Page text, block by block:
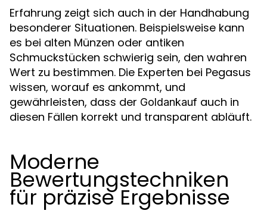
Erfahrung zeigt sich auch in der Handhabung
besonderer Situationen. Beispielsweise kann
es bei alten Münzen oder antiken
Schmuckstücken schwierig sein, den wahren
Wert zu bestimmen. Die Experten bei Pegasus
wissen, worauf es ankommt, und
gewährleisten, dass der Goldankauf auch in
diesen Fällen korrekt und transparent abläuft.
Moderne
Bewertungstechniken
für präzise Ergebnisse